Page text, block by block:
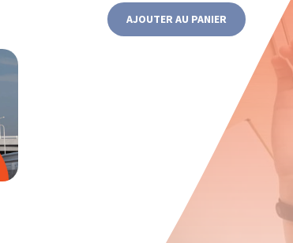
AJOUTER AU PANIER